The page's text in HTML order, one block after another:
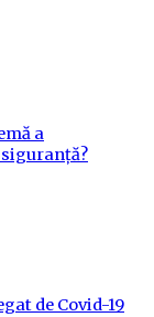
a
de Covid-19